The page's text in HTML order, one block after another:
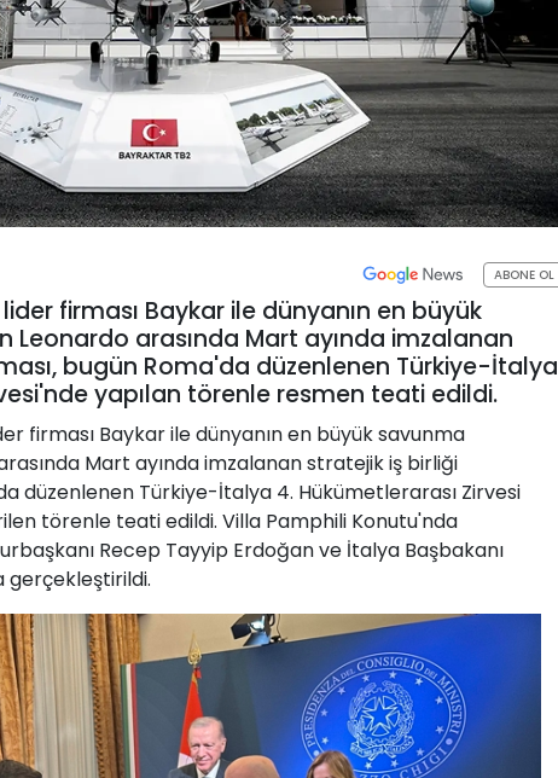
ABONE OL
lider firması Baykar ile dünyanın en büyük
Leonardo arasında Mart ayında imzalanan
bugün Roma'da düzenlenen Türkiye-İtalya
yapılan törenle resmen teati edildi.
firması Baykar ile dünyanın en büyük savunma
Mart ayında imzalanan stratejik iş birliği
düzenlenen Türkiye-İtalya 4. Hükümetlerarası Zirvesi
törenle teati edildi. Villa Pamphili Konutu'nda
Recep Tayyip Erdoğan ve İtalya Başbakanı
gerçekleştirildi.